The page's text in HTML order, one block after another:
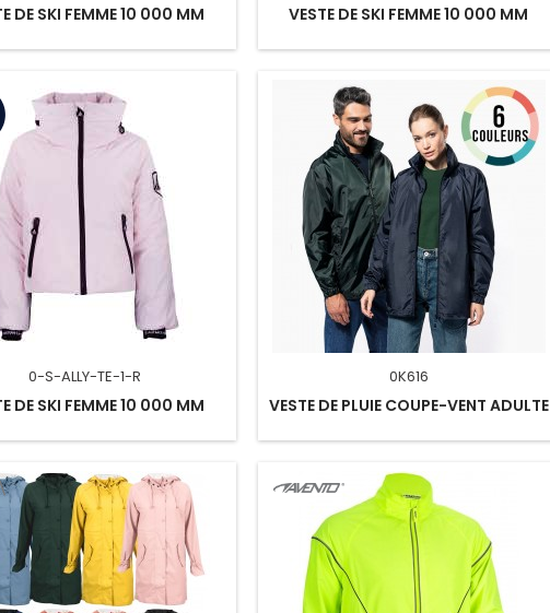
DE SKI FEMME 10 000 MM VESTE DE SKI FEMME 10 000 MM
0-S-ALLY-TE-1-R
DE SKI FEMME 10 000 MM
0K616
VESTE DE PLUIE COUPE-VENT ADULTE